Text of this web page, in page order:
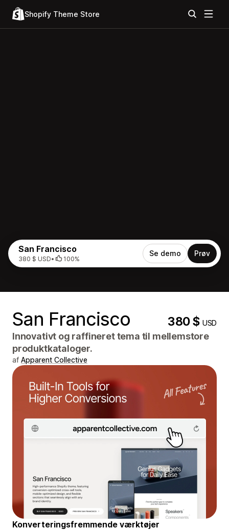
Shopify Theme Store
San Francisco
380 $ USD• 100%
Se demo Prøv
San Francisco 380 $USD
Innovativt og raffineret tema til mellemstore
produktkataloger.
af Apparent Collective
Konverteringsfremmende værktøjer